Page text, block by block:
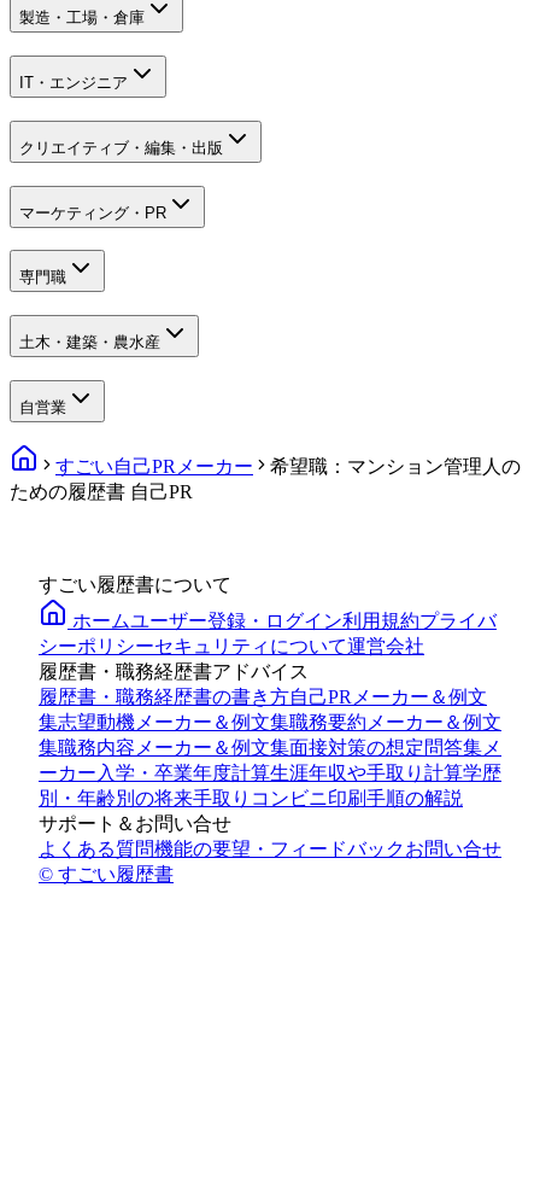
製造・工場・倉庫
IT・エンジニア
クリエイティブ・編集・出版
マーケティング・PR
専門職
土木・建築・農水産
自営業
すごい自己PRメーカー
希望職：マンション管理人の
ための履歴書 自己PR
すごい履歴書について
ホームユーザー登録・ログイン利用規約プライバ
シーポリシーセキュリティについて運営会社
履歴書・職務経歴書アドバイス
履歴書・職務経歴書の書き方自己PRメーカー＆例文
集志望動機メーカー＆例文集職務要約メーカー＆例文
集職務内容メーカー＆例文集面接対策の想定問答集メ
ーカー入学・卒業年度計算生涯年収や手取り計算学歴
別・年齢別の将来手取り コンビニ印刷手順の解説
サポート＆お問い合せ
よくある質問機能の要望・フィードバックお問い合せ
© すごい履歴書